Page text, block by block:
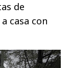
de
casa con